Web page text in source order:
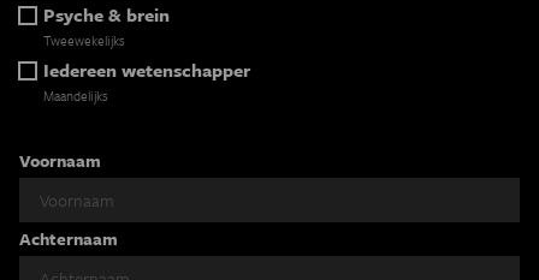
Psyche & brein
Tweewekelijks
Iedereen wetenschapper
Maandelijks
Voornaam
Achternaam